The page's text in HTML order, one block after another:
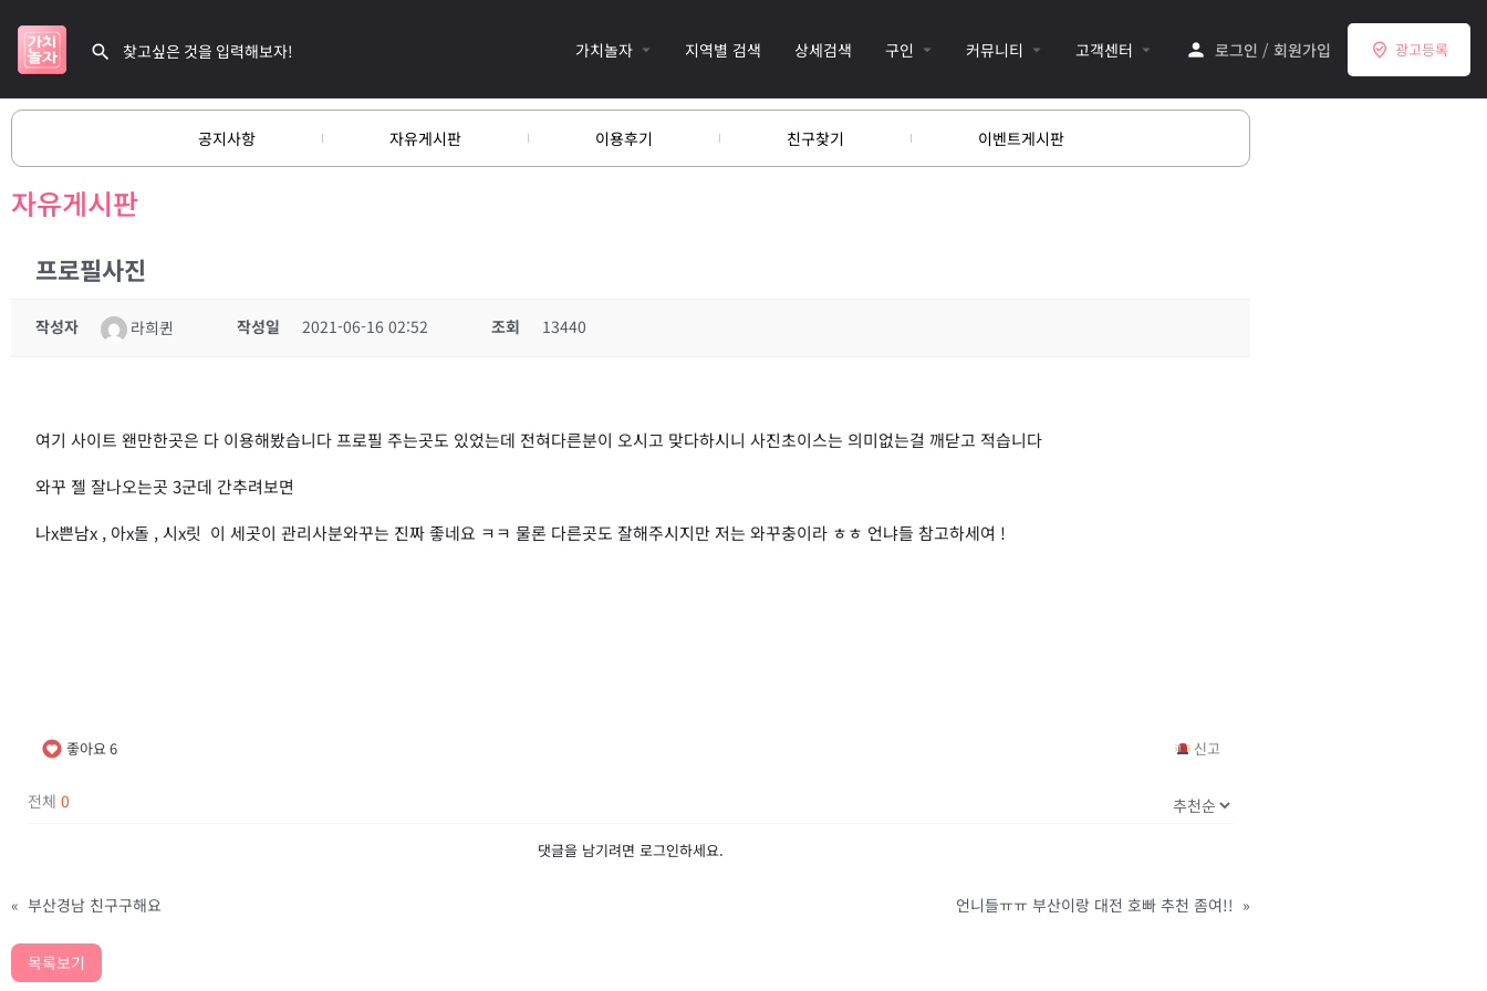
가치놀자 지역별 검색 상세검색 구인 커뮤니티 고객센터 로그인 / 회원가입 광고등록
공지사항 자유게시판 이용후기 친구찾기 이벤트게시판
자유게시판
프로필사진
작성자 라희퀸 작성일 2021-06-16 02:52 조회 13440
여기 사이트 왠만한곳은 다 이용해봤습니다 프로필 주는곳도 있었는데 전혀다른분이 오시고 맞다하시니 사진초이스는 의미없는걸 깨닫고 적습니다
와꾸 젤 잘나오는곳 3군데 간추려보면
나x쁜남x , 아x돌 , 시x릿 이 세곳이 관리사분와꾸는 진짜 좋네요 ㅋㅋ 물론 다른곳도 잘해주시지만 저는 와꾸충이라 ㅎㅎ 언냐들 참고하세여 !
좋아요6 신고
전체 0
댓글을 남기려면 로그인하세요.
« 부산경남 친구구해요 언니들ㅠㅠ 부산이랑 대전 호빠 추천 좀여!! »
목록보기